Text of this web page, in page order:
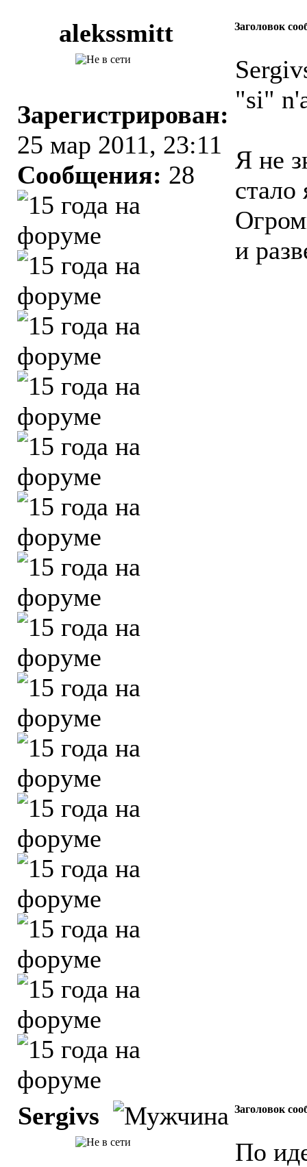
alekssmitt Заголовок
Зарегистрирован:
25 мар 2011, 23:11
Сообщения: 28
"si"
Я не
стало
и
Sergivs Заголовок
По